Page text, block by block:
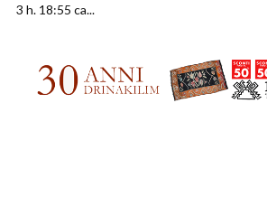
3 h. 18:55 ca...